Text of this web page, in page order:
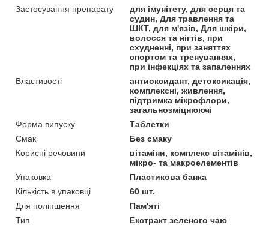
Застосування препарату
для імунітету, для серця та
судин, Для травлення та
ШКТ, для м'язів, Для шкіри,
волосся та нігтів, при
схудненні, при заняттях
спортом та тренуваннях,
при інфекціях та запаленнях
Властивості
антиоксидант, детоксикація,
комплексні, живлення,
підтримка мікрофлори,
загальнозміцнюючі
Форма випуску
Таблетки
Смак
Без смаку
Корисні речовини
вітаміни, комплекс вітамінів,
мікро- та макроелементів
Упаковка
Пластикова банка
Кількість в упаковці
60 шт.
Для поліпшення
Пам'яті
Тип
Екстракт зеленого чаю